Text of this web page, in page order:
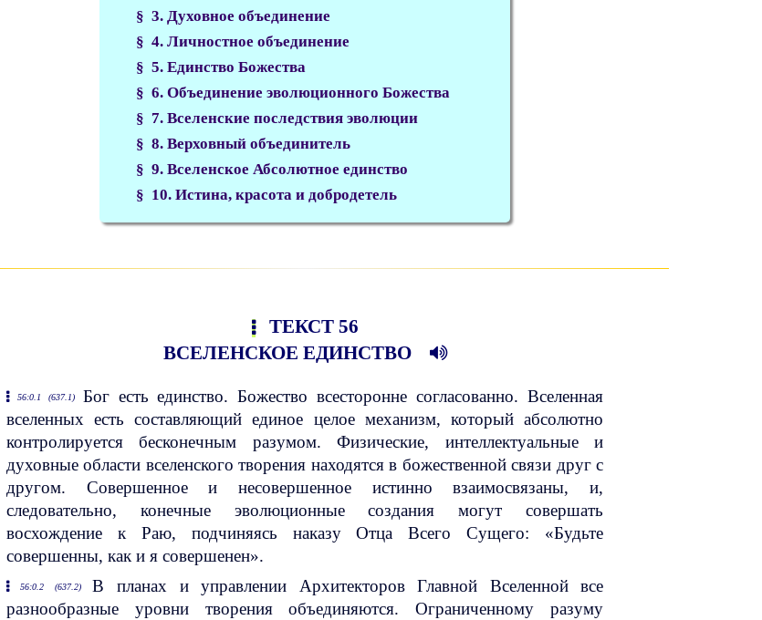
§ 3. Духовное объединение
§ 4. Личностное объединение
§ 5. Единство Божества
§ 6. Объединение эволюционного Божества
§ 7. Вселенские последствия эволюции
§ 8. Верховный объединитель
§ 9. Вселенское Абсолютное единство
§ 10. Истина, красота и добродетель
ТЕКСТ 56
ВСЕЛЕНСКОЕ ЕДИНСТВО
56:0.1 (637.1)
Бог есть единство. Божество всесторонне согласованно. Вселенная
вселенных есть составляющий единое целое механизм, который абсолютно
контролируется бесконечным разумом. Физические, интеллектуальные и
духовные области вселенского творения находятся в божественной связи друг с
другом. Совершенное и несовершенное истинно взаимосвязаны, и,
следовательно, конечные эволюционные создания могут совершать
восхождение к Раю, подчиняясь наказу Отца Всего Сущего: «Будьте
совершенны, как и я совершенен».
56:0.2 (637.2)
В планах и управлении Архитекторов Главной Вселенной все
разнообразные уровни творения объединяются. Ограниченному разуму